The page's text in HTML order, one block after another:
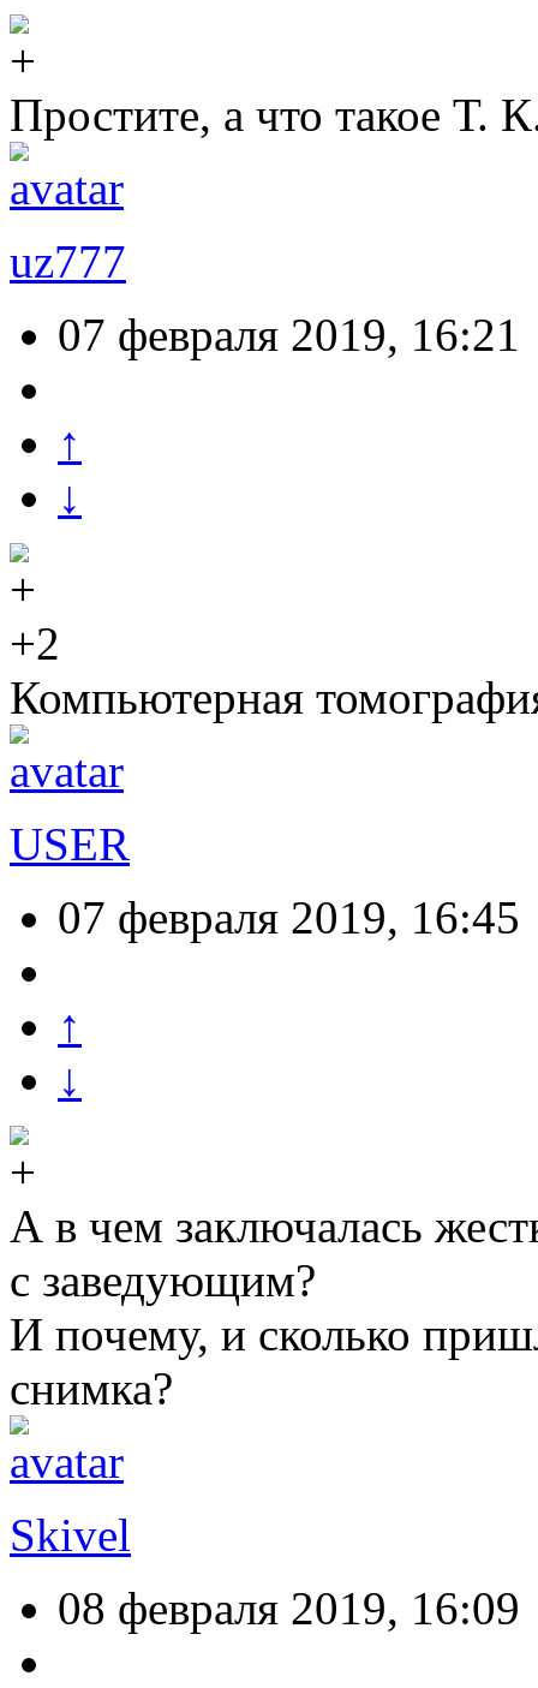
Простите, а что такое Т.
uz777
07 февраля 2019, 16:21
↑
↓
+2
Компьютерная
USER
07 февраля 2019, 16:45
↑
↓
А в чем заключалась
с заведующим?
И почему, и сколько
снимка?
Skivel
08 февраля 2019, 16:09